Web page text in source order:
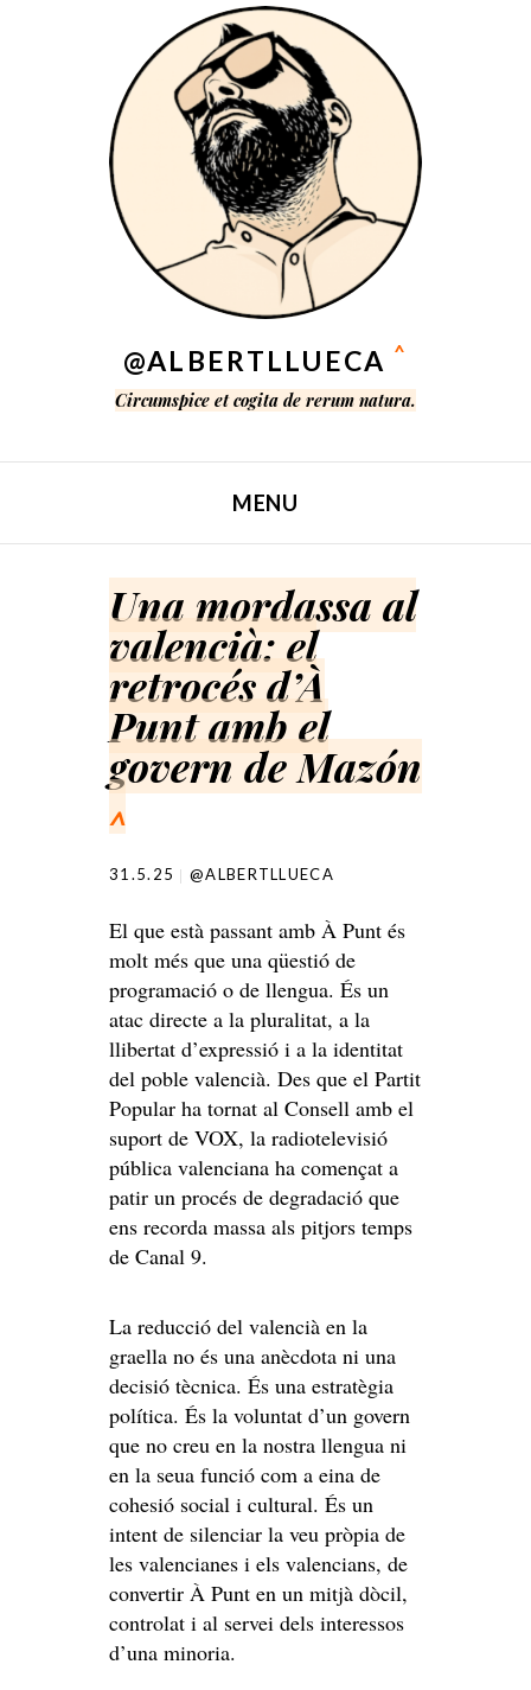
@ALBERTLLUECA ^
Circumspice et cogita de rerum natura.
MENU
Una mordassa al
valencià: el
retrocés d’À
Punt amb el
govern de Mazón
^
31.5.25 @ALBERTLLUECA
El que està passant amb À Punt és
molt més que una qüestió de
programació o de llengua. És un
atac directe a la pluralitat, a la
llibertat d’expressió i a la identitat
del poble valencià. Des que el Partit
Popular ha tornat al Consell amb el
suport de VOX, la radiotelevisió
pública valenciana ha començat a
patir un procés de degradació que
ens recorda massa als pitjors temps
de Canal 9.
La reducció del valencià en la
graella no és una anècdota ni una
decisió tècnica. És una estratègia
política. És la voluntat d’un govern
que no creu en la nostra llengua ni
en la seua funció com a eina de
cohesió social i cultural. És un
intent de silenciar la veu pròpia de
les valencianes i els valencians, de
convertir À Punt en un mitjà dòcil,
controlat i al servei dels interessos
d’una minoria.